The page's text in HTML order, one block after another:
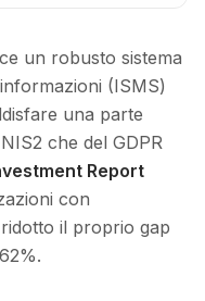
un robusto sistema
(ISMS)
una parte
che del GDPR
Report
con
il proprio gap